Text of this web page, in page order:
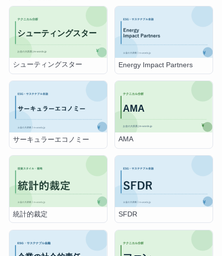
シューティングスター Energy Impact Partners
サーキュラーエコノミー AMA
統計的裁定 SFDR